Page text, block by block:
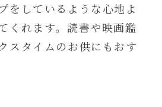
をしているような心地よ
くれます。読書や映画鑑
スタイムのお供にもおす